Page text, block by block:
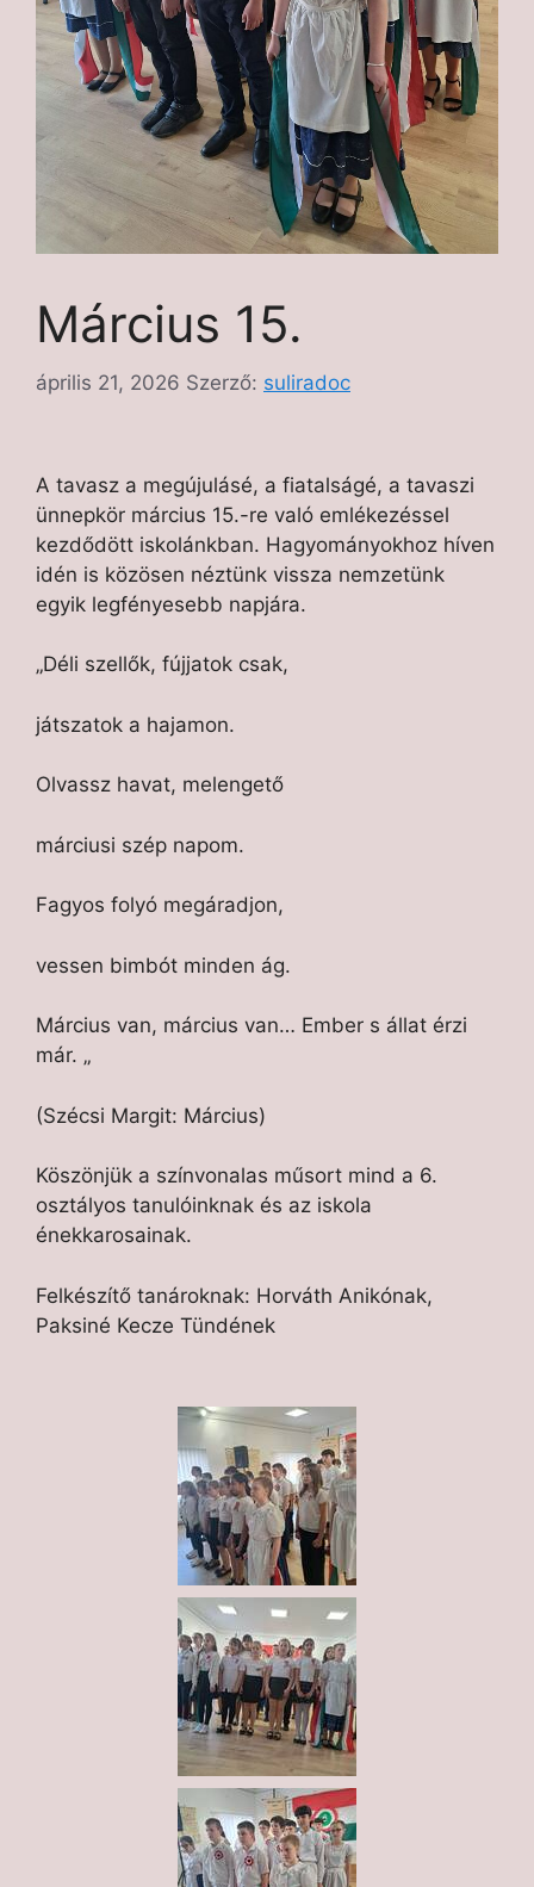
Március 15.
április 21, 2026 Szerző: suliradoc
A tavasz a megújulásé, a fiatalságé, a tavaszi
ünnepkör március 15.-re való emlékezéssel
kezdődött iskolánkban. Hagyományokhoz híven
idén is közösen néztünk vissza nemzetünk
egyik legfényesebb napjára.
„Déli szellők, fújjatok csak,
játszatok a hajamon.
Olvassz havat, melengető
márciusi szép napom.
Fagyos folyó megáradjon,
vessen bimbót minden ág.
Március van, március van… Ember s állat érzi
már. „
(Szécsi Margit: Március)
Köszönjük a színvonalas műsort mind a 6.
osztályos tanulóinknak és az iskola
énekkarosainak.
Felkészítő tanároknak: Horváth Anikónak,
Paksiné Kecze Tündének